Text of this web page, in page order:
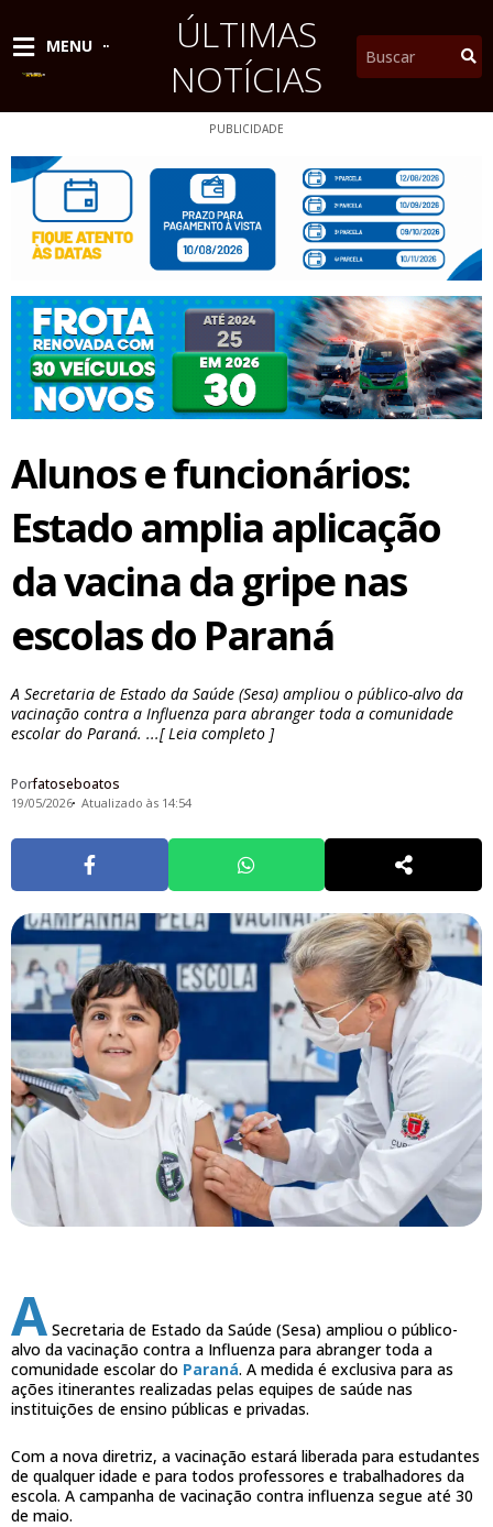
conteúdo
MENU
ÚLTIMAS
NOTÍCIAS
Pesquisar
PUBLICIDADE
Alunos e funcionários:
Estado amplia aplicação
da vacina da gripe nas
escolas do Paraná
A Secretaria de Estado da Saúde (Sesa) ampliou o público-alvo da
vacinação contra a Influenza para abranger toda a comunidade
escolar do Paraná. ...[ Leia completo ]
Porfatoseboatos
19/05/2026 Atualizado às 14:54
A Secretaria de Estado da Saúde (Sesa) ampliou o público-
alvo da vacinação contra a Influenza para abranger toda a
comunidade escolar do Paraná. A medida é exclusiva para as
ações itinerantes realizadas pelas equipes de saúde nas
instituições de ensino públicas e privadas.
Com a nova diretriz, a vacinação estará liberada para estudantes
de qualquer idade e para todos professores e trabalhadores da
escola. A campanha de vacinação contra influenza segue até 30
de maio.